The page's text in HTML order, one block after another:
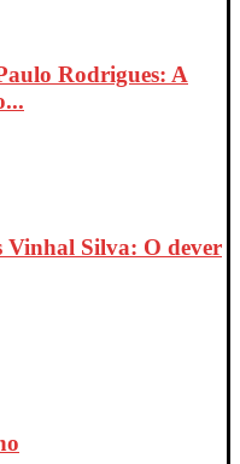
Rodrigues: A
Silva: O dever